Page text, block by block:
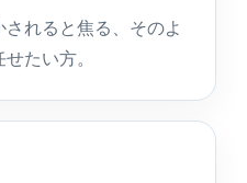
れると焦る、そのよ
たい方。